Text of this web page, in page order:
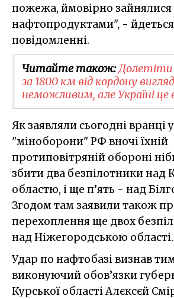
пожежа, ймовірно зайнялися
нафтопродуктами", -
повідомленні.
Читайте також:Долетіти
за 1800 км від кордону
неможливим, але Україні це
Як заявляли сьогодні вранці
"міноборони" РФ вночі їхній
протиповітряній обороні
збити два безпілотники над
областю, і ще п’ять - над
Згодом там заявили також
перехоплення ще двох
над Ніжегородською області.
Удар по нафтобазі визнав
виконуючий обов’язки
Курської області Алєксєй